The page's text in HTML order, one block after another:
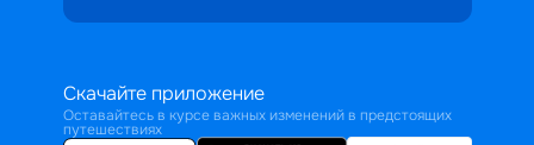
Скачайте приложение
Оставайтесь в курсе важных изменений в предстоящих
путешествиях